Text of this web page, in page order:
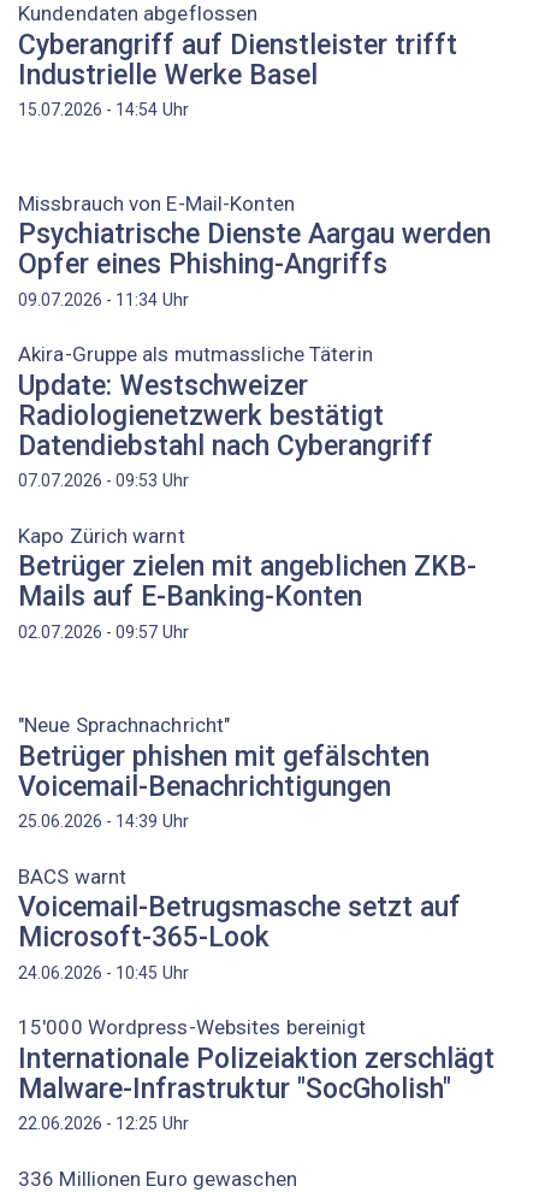
Kundendaten abgeflossen
Cyberangriff auf Dienstleister trifft
Industrielle Werke Basel
15.07.2026 - 14:54 Uhr
Missbrauch von E-Mail-Konten
Psychiatrische Dienste Aargau werden
Opfer eines Phishing-Angriffs
09.07.2026 - 11:34 Uhr
Akira-Gruppe als mutmassliche Täterin
Update: Westschweizer
Radiologienetzwerk bestätigt
Datendiebstahl nach Cyberangriff
07.07.2026 - 09:53 Uhr
Kapo Zürich warnt
Betrüger zielen mit angeblichen ZKB-
Mails auf E-Banking-Konten
02.07.2026 - 09:57 Uhr
"Neue Sprachnachricht"
Betrüger phishen mit gefälschten
Voicemail-Benachrichtigungen
25.06.2026 - 14:39 Uhr
BACS warnt
Voicemail-Betrugsmasche setzt auf
Microsoft-365-Look
24.06.2026 - 10:45 Uhr
15'000 Wordpress-Websites bereinigt
Internationale Polizeiaktion zerschlägt
Malware-Infrastruktur "SocGholish"
22.06.2026 - 12:25 Uhr
336 Millionen Euro gewaschen